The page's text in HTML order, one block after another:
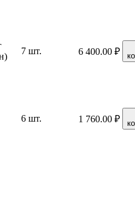
7 шт. 6 400.00 ₽
6 шт. 1 760.00 ₽